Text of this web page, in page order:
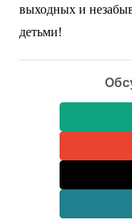
выходных и
детьми!